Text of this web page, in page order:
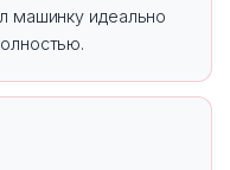
машинку идеально